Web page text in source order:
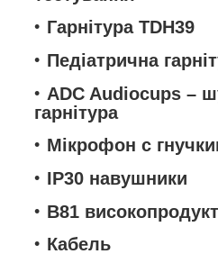
Гарнітура TDH39
Педіатрична
ADC Audiocups –
гарнітура
Мікрофон с
IP30 навушники
B81
Кабель